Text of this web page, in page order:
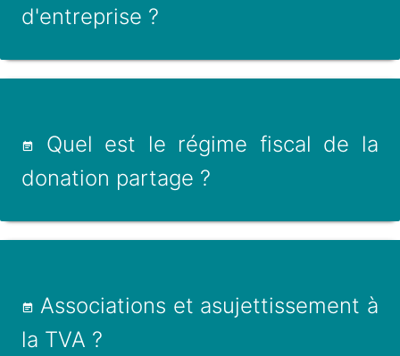
d'entreprise ?
Quel est le régime fiscal de la
donation partage ?
Associations et asujettissement à
la TVA ?